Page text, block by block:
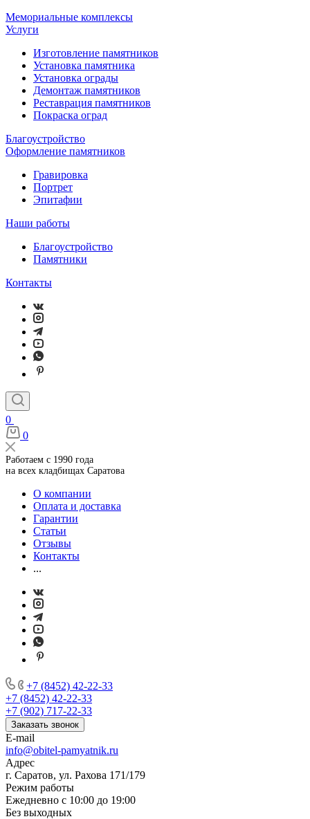
Мемориальные комплексы
Услуги
Изготовление памятников
Установка памятника
Установка ограды
Демонтаж памятников
Реставрация памятников
Покраска оград
Благоустройство
Оформление памятников
Гравировка
Портрет
Эпитафии
Наши работы
Благоустройство
Памятники
Контакты
0
0
Работаем с 1990 года
на всех кладбищах Саратова
О компании
Оплата и доставка
Гарантии
Статьи
Отзывы
Контакты
...
+7 (8452) 42-22-33
+7 (8452) 42-22-33
+7 (902) 717-22-33
Заказать звонок
E-mail
info@obitel-pamyatnik.ru
Адрес
г. Саратов, ул. Рахова 171/179
Режим работы
Ежедневно с 10:00 до 19:00
Без выходных